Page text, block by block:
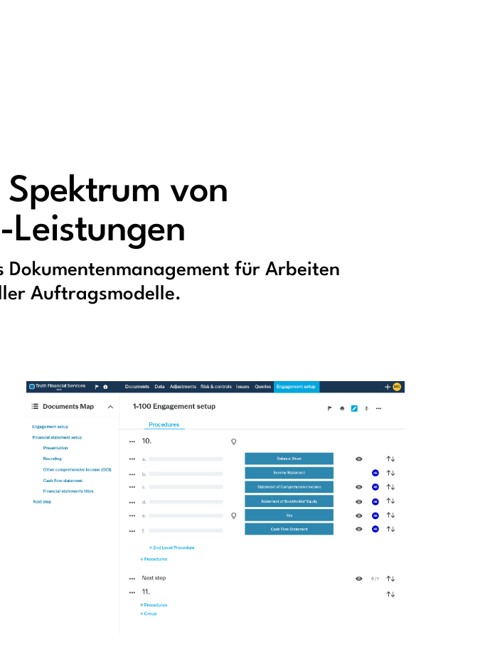
Spektrum von
Leistungen
für Arbeiten
Auftragsmodelle.